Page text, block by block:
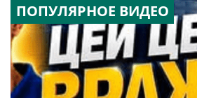
ПОПУЛЯРНОЕ ВИДЕО